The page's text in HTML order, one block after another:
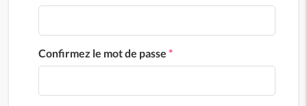
Confirmez le mot de passe *